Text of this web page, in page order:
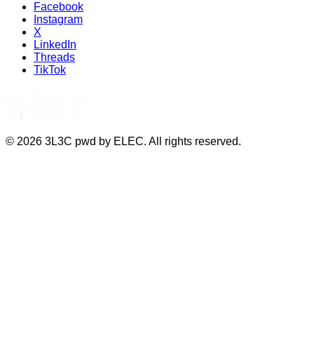
Facebook
Instagram
X
LinkedIn
Threads
TikTok
© 2026 3L3C pwd by ELEC. All rights reserved.